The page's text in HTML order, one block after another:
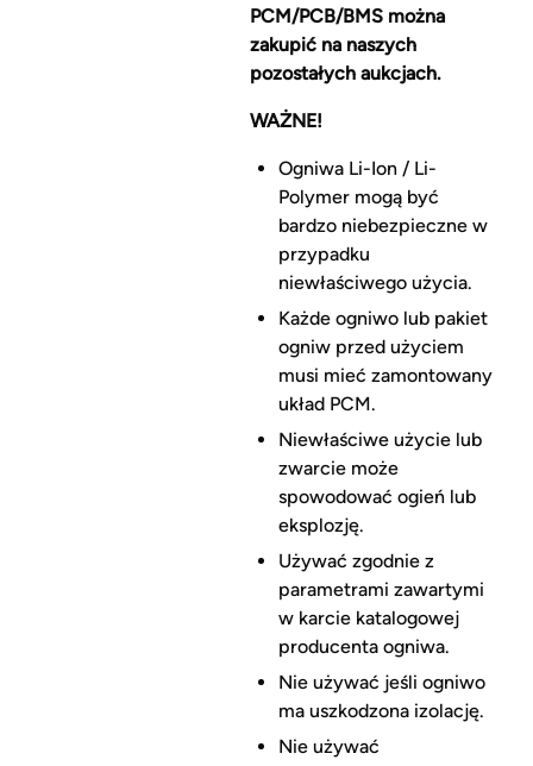
PCM/PCB/BMS można
zakupić na naszych
pozostałych aukcjach.
WAŻNE!
Ogniwa Li-Ion / Li-
Polymer mogą być
bardzo niebezpieczne w
przypadku
niewłaściwego użycia.
Każde ogniwo lub pakiet
ogniw przed użyciem
musi mieć zamontowany
układ PCM.
Niewłaściwe użycie lub
zwarcie może
spowodować ogień lub
eksplozję.
Używać zgodnie z
parametrami zawartymi
w karcie katalogowej
producenta ogniwa.
Nie używać jeśli ogniwo
ma uszkodzona izolację.
Nie używać